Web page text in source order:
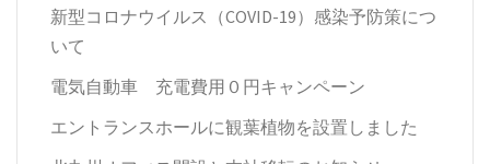
新型コロナウイルス（COVID-19）感染予防策につ
いて
電気自動車 充電費用０円キャンペーン
エントランスホールに観葉植物を設置しました